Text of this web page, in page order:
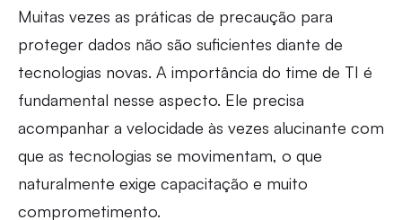
Muitas vezes as práticas de precaução para
proteger dados não são suficientes diante de
tecnologias novas. A importância do time de TI é
fundamental nesse aspecto. Ele precisa
acompanhar a velocidade às vezes alucinante com
que as tecnologias se movimentam, o que
naturalmente exige capacitação e muito
comprometimento.